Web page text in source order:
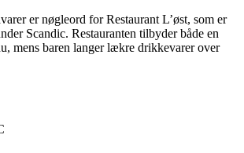
er nøgleord for Restaurant L’øst, som er
Scandic. Restauranten tilbyder både en
mens baren langer lækre drikkevarer over